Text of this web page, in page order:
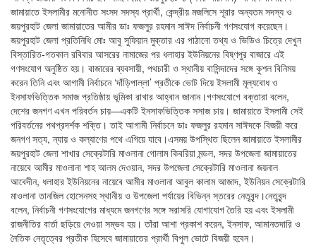
জামায়াতে ইসলামীর মনোনীত সংসদ সদস্য প্রার্থী, কেন্দ্রীয় মজলিসে শূরার অন্যতম সদস্য ও
জয়পুরহাট জেলা জামায়াতের আমীর ডাঃ ফজলুর রহমান সাঈদ নির্বাচনী গণসংযোগ করেছেন।
জয়পুরহাট জেলা প্রতিনিধি মোঃ আবু সুফিয়ান মুক্তার এর পাঠানো তথ্য ও ভিডিও চিত্রে দেখুন
বিস্তারিত-গতকাল রবিবার আসরের নামাজের পর ধলাহার ইউনিয়নের বিষ্ণপুর বাজারে এই
গণসংযোগ অনুষ্ঠিত হয়। বাজারের ব্যবসায়ী, পথচারী ও স্থানীয় বাসিন্দাদের সঙ্গে কুশল বিনিময়
করেন তিনি এবং আগামী নির্বাচনে ‘দাঁড়িপাল্লা’ প্রতীকে ভোট দিয়ে ইসলামী মূল্যবোধ ও
ইনসাফভিত্তিক সমাজ প্রতিষ্ঠায় ভূমিকা রাখার আহ্বান জানান।গণসংযোগে বক্তারা বলেন,
দেশের জনগণ এখন পরিবর্তন চায়—একটি ইনসাফভিত্তিক সসাজ চায়। জামায়াতে ইসলামী সেই
পরিবর্তনের পথপ্রদর্শক শক্তি। তাই আগামী নির্বাচনে ডাঃ ফজলুর রহমান সাঈদকে বিজয়ী করে
জনগণ সত্য, ন্যায় ও কল্যাণের পথে এগিয়ে যাবে।এসময় উপস্থিত ছিলেন জামায়াতে ইসলামীর
জয়পুরহাট জেলা শাখার সেক্রেটারি মাওলানা গোলাম কিবরিয়া মন্ডল, সদর উপজেলা জামায়াতের
নায়েবে আমীর মাওলানা শাহ আলম দেওয়ান, সদর উপজেলা সেক্রেটারি মাওলানা জয়নাল
আবেদীন, ধলাহার ইউনিয়নের নায়েবে আমীর মাওলানা আবুল কালাম আজাদ, ইউনিয়ন সেক্রেটারি
মাওলানা তানজিল হোসেনসহ স্থানীয় ও উপজেলা পর্যায়ের বিভিন্ন স্তরের নেতৃবৃন্দ।নেতৃবৃন্দ
বলেন, নির্বাচনী গণসংযোগের মাধ্যমে জনগণের সঙ্গে সরাসরি যোগাযোগ তৈরি হয় এবং ইসলামী
রাজনীতির বার্তা ছড়িয়ে দেওয়া সম্ভব হয়। তাঁরা আশা প্রকাশ করেন, ইনসাফ, আমানতদারি ও
নৈতিক নেতৃত্বের প্রতীক হিসেবে জামায়াতের প্রার্থী বিপুল ভোটে বিজয়ী হবেন।